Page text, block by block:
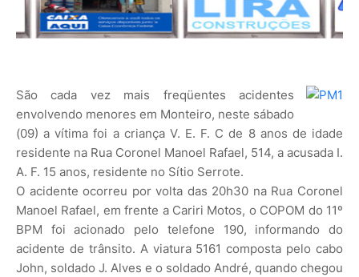
São cada vez mais freqüentes acidentes
envolvendo menores em Monteiro, neste sábado
(09) a vítima foi a criança V. E. F. C de 8 anos de idade
residente na Rua Coronel Manoel Rafael, 514, a acusada I.
A. F. 15 anos, residente no Sítio Serrote.
O acidente ocorreu por volta das 20h30 na Rua Coronel
Manoel Rafael, em frente a Cariri Motos, o COPOM do 11º
BPM foi acionado pelo telefone 190, informando do
acidente de trânsito. A viatura 5161 composta pelo cabo
John, soldado J. Alves e o soldado André, quando chegou